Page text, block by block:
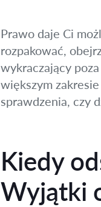
Prawo daje Ci
rozpakować,
wykraczający
większym
sprawdzenia, czy
Kiedy
Wyjątki